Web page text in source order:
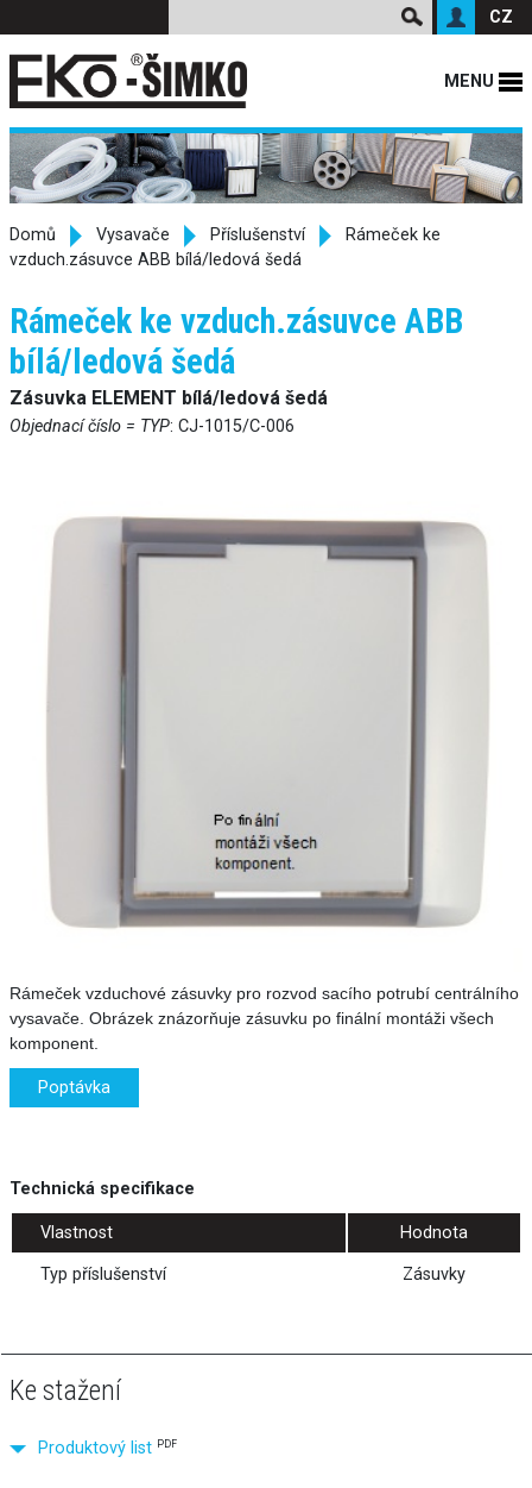
CZ
MENU
Domů Vysavače Příslušenství
Rámeček ke
vzduch.zásuvce ABB bílá/ledová šedá
Rámeček ke vzduch.zásuvce ABB
bílá/ledová šedá
Zásuvka ELEMENT bílá/ledová šedá
Objednací číslo = TYP: CJ-1015/C-006
Rámeček vzduchové zásuvky pro rozvod sacího potrubí centrálního
vysavače. Obrázek znázorňuje zásuvku po finální montáži všech
komponent.
Poptávka
Technická specifikace
Vlastnost Hodnota
Typ příslušenství Zásuvky
Ke stažení
Produktový list PDF